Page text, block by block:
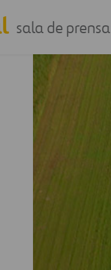
sala de prensa